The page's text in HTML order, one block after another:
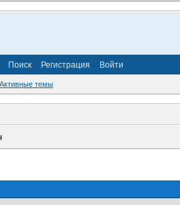
Поиск Регистрация Войти
Активные темы